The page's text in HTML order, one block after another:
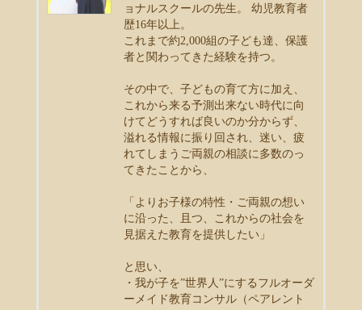
ョナルスクールの先生。 幼児教育者
歴16年以上。
これまで約2,000組の子ども達、保護
者と関わってきた経験を持つ。
その中で、子どもの育て方に加え、
これから来る予測出来ない時代に向
けてどうすれば良いのか分からず、
溢れる情報に振り回され、迷い、疲
れてしまうご両親の相談に多数のっ
てきたことから、
「よりお子様の特性・ご両親の想い
に沿った、且つ、これからの社会を
見据えた教育を提供したい」
と思い、
・我が子を”世界人”にするフルオーダ
ーメイド教育コンサル（ペアレント